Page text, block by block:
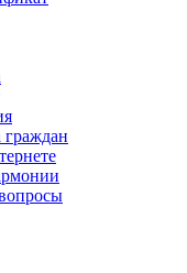
граждан